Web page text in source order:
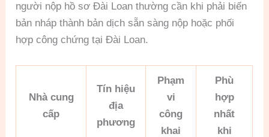
người nộp hồ sơ Đài Loan thường cần khi phải biến
bản nháp thành bản dịch sẵn sàng nộp hoặc phối
hợp công chứng tại Đài Loan.
Nhà cung
cấp
Tín hiệu
địa
phương
Phạm
vi
công
khai
Phù
hợp
nhất
khi